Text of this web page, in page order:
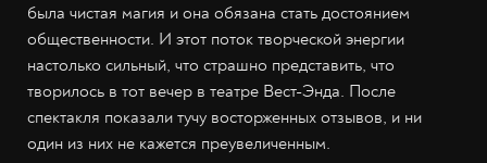
была чистая магия и она обязана стать достоянием
общественности. И этот поток творческой энергии
настолько сильный, что страшно представить, что
творилось в тот вечер в театре Вест-Энда. После
спектакля показали тучу восторженных отзывов, и ни
один из них не кажется преувеличенным.